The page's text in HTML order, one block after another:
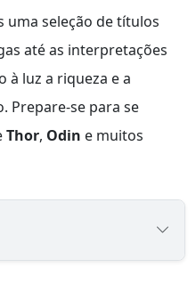
uma seleção de títulos
até as interpretações
à luz a riqueza e a
Prepare-se para se
Thor, Odin e muitos